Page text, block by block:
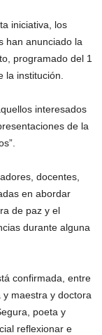
iniciativa, los
han anunciado la
programado del 1
la institución.
interesados
de la
docentes,
en abordar
de paz y el
durante alguna
confirmada, entre
maestra y doctora
poeta y
reflexionar e